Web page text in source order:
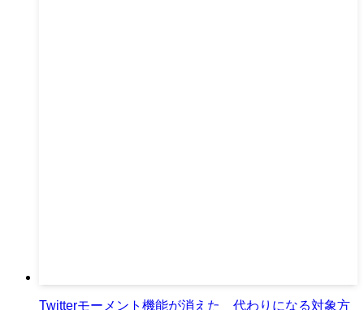
Twitterモーメント機能が消えた 代わりになる対象方